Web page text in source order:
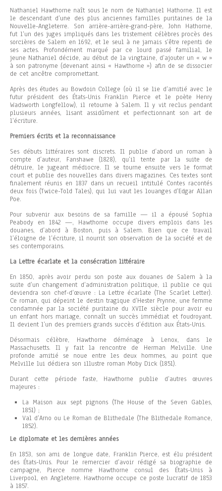
Nathaniel Hawthorne naît sous le nom de Nathaniel Hathorne. Il est
le descendant d’une des plus anciennes familles puritaines de la
Nouvelle-Angleterre. Son arrière-arrière-grand-père, John Hathorne,
fut l’un des juges impliqués dans les tristement célèbres procès des
sorcières de Salem en 1692, et le seul à ne jamais s’être repenti de
ses actes. Profondément marqué par ce lourd passé familial, le
jeune Nathaniel décide, au début de la vingtaine, d’ajouter un « w »
à son patronyme (devenant ainsi « Hawthorne ») afin de se dissocier
de cet ancêtre compromettant.
Après des études au Bowdoin College (où il se lie d’amitié avec le
futur président des États-Unis Franklin Pierce et le poète Henry
Wadsworth Longfellow), il retourne à Salem. Il y vit reclus pendant
plusieurs années, lisant assidûment et perfectionnant son art de
l’écriture.
Premiers écrits et la reconnaissance
Ses débuts littéraires sont discrets. Il publie d’abord un roman à
compte d’auteur, Fanshawe (1828), qu’il tente par la suite de
détruire, le jugeant médiocre. Il se tourne ensuite vers le format
court et publie des nouvelles dans divers magazines. Ces textes sont
finalement réunis en 1837 dans un recueil intitulé Contes racontés
deux fois (Twice-Told Tales), qui lui vaut les louanges d’Edgar Allan
Poe.
Pour subvenir aux besoins de sa famille — il a épousé Sophia
Peabody en 1842 —, Hawthorne occupe divers emplois dans les
douanes, d’abord à Boston, puis à Salem. Bien que ce travail
l’éloigne de l’écriture, il nourrit son observation de la société et de
ses contemporains.
La Lettre écarlate et la consécration littéraire
En 1850, après avoir perdu son poste aux douanes de Salem à la
suite d’un changement d’administration politique, il publie ce qui
deviendra son chef-d’œuvre : La Lettre écarlate (The Scarlet Letter).
Ce roman, qui dépeint le destin tragique d’Hester Prynne, une femme
condamnée par la société puritaine du XVIIe siècle pour avoir eu
un enfant hors mariage, connaît un succès immédiat et foudroyant.
Il devient l’un des premiers grands succès d’édition aux États-Unis.
Désormais célèbre, Hawthorne déménage à Lenox, dans le
Massachusetts. Il y fait la rencontre de Herman Melville. Une
profonde amitié se noue entre les deux hommes, au point que
Melville lui dédiera son illustre roman Moby Dick (1851).
Durant cette période faste, Hawthorne publie d’autres œuvres
majeures :
La Maison aux sept pignons (The House of the Seven Gables,
1851) ;
Val d’Arno ou Le Roman de Blithedale (The Blithedale Romance,
1852).
Le diplomate et les dernières années
En 1853, son ami de longue date, Franklin Pierce, est élu président
des États-Unis. Pour le remercier d’avoir rédigé sa biographie de
campagne, Pierce nomme Hawthorne consul des États-Unis à
Liverpool, en Angleterre. Hawthorne occupe ce poste lucratif de 1853
à 1857.